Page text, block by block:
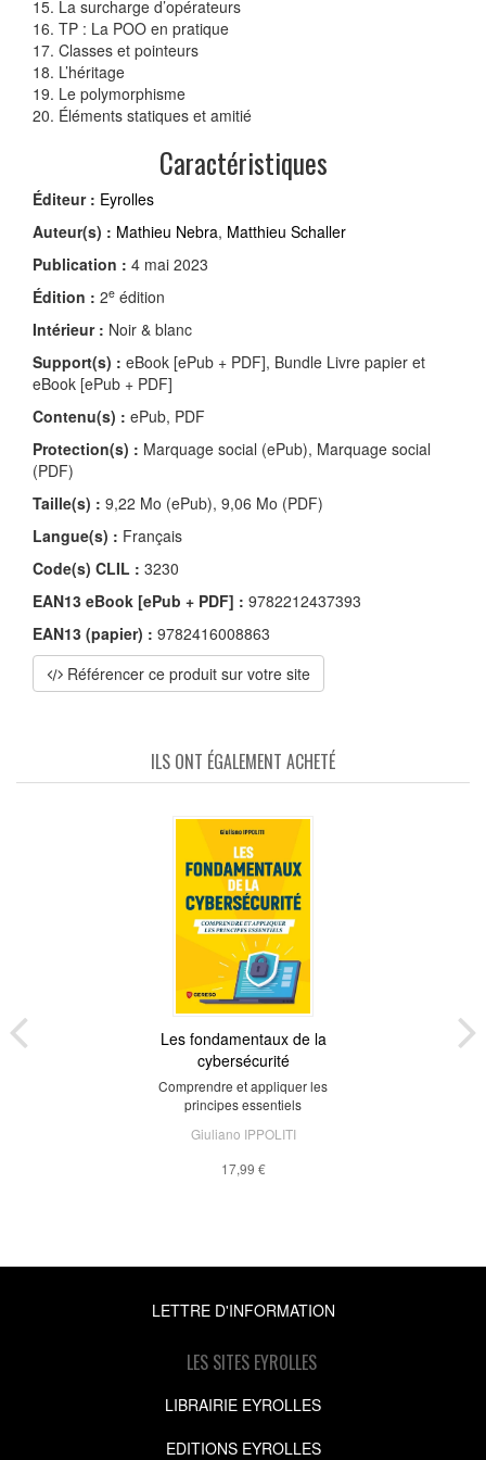
15. La surcharge d’opérateurs
16. TP : La POO en pratique
17. Classes et pointeurs
18. L’héritage
19. Le polymorphisme
20. Éléments statiques et amitié
Caractéristiques
Éditeur : Eyrolles
Auteur(s) : Mathieu Nebra, Matthieu Schaller
Publication : 4 mai 2023
Édition : 2e édition
Intérieur : Noir & blanc
Support(s) : eBook [ePub + PDF], Bundle Livre papier et
eBook [ePub + PDF]
Contenu(s) : ePub, PDF
Protection(s) : Marquage social (ePub), Marquage social
(PDF)
Taille(s) : 9,22 Mo (ePub), 9,06 Mo (PDF)
Langue(s) : Français
Code(s) CLIL : 3230
EAN13 eBook [ePub + PDF] : 9782212437393
EAN13 (papier) : 9782416008863
Référencer ce produit sur votre site
ILS ONT ÉGALEMENT ACHETÉ
Les fondamentaux de la
cybersécurité
Comprendre et appliquer les
principes essentiels
Giuliano IPPOLITI
17,99 €
LETTRE D'INFORMATION
LES SITES EYROLLES
LIBRAIRIE EYROLLES
EDITIONS EYROLLES